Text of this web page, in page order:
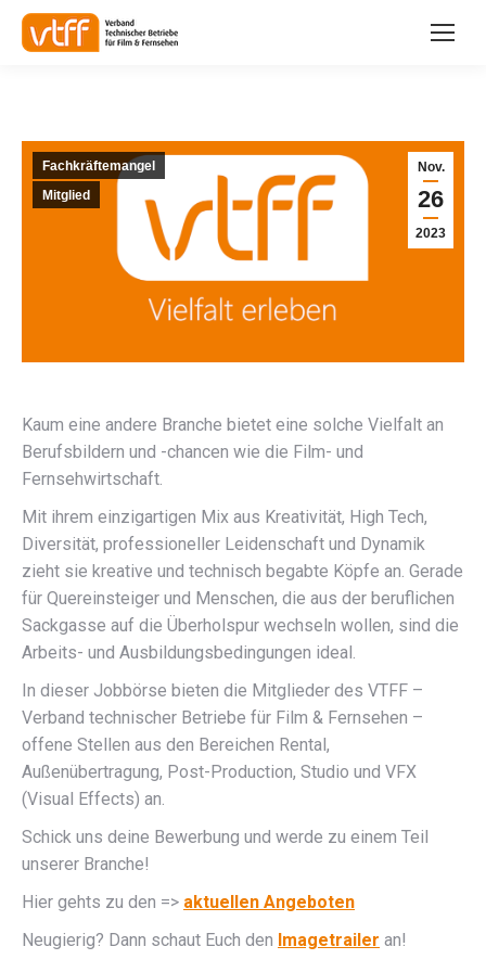
Nov.
26
2023
Fachkräftemangel
Mitglied
Kaum eine andere Branche bietet eine solche Vielfalt an
Berufsbildern und -chancen wie die Film- und
Fernsehwirtschaft.
Mit ihrem einzigartigen Mix aus Kreativität, High Tech,
Diversität, professioneller Leidenschaft und Dynamik
zieht sie kreative und technisch begabte Köpfe an. Gerade
für Quereinsteiger und Menschen, die aus der beruflichen
Sackgasse auf die Überholspur wechseln wollen, sind die
Arbeits- und Ausbildungsbedingungen ideal.
In dieser Jobbörse bieten die Mitglieder des VTFF –
Verband technischer Betriebe für Film & Fernsehen –
offene Stellen aus den Bereichen Rental,
Außenübertragung, Post-Production, Studio und VFX
(Visual Effects) an.
Schick uns deine Bewerbung und werde zu einem Teil
unserer Branche!
Hier gehts zu den => aktuellen Angeboten
Neugierig? Dann schaut Euch den Imagetrailer an!